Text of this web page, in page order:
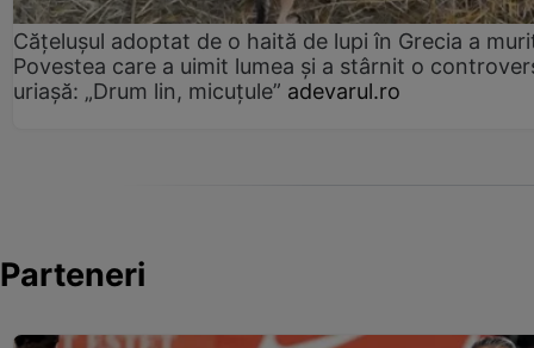
Cățelușul adoptat de o haită de lupi în Grecia a
Povestea care a uimit lumea și a stârnit o
uriașă: „Drum lin, micuțule” adevarul.ro
Parteneri